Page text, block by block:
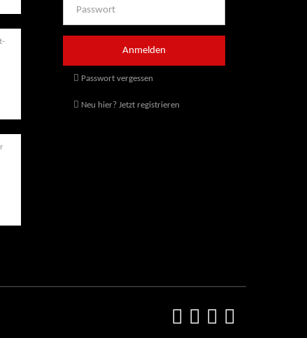
Passwort vergessen
Neu hier? Jetzt registrieren